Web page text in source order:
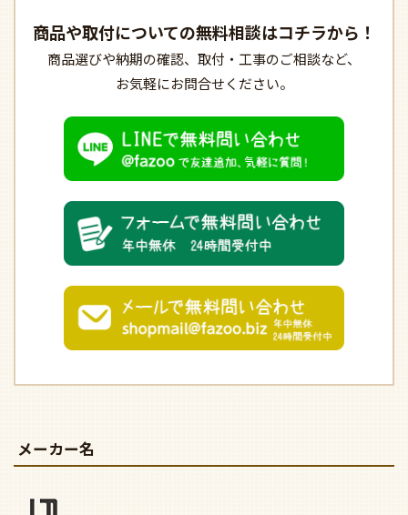
商品や取付についての無料相談はコチラから！
商品選びや納期の確認、 取付・工事のご相談など、
お気軽にお問合せください。
メーカー名